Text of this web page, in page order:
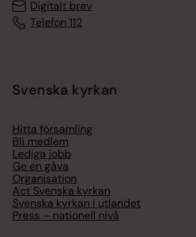
Digitalt brev
Telefon 112
Svenska kyrkan
Hitta församling
Bli medlem
Lediga jobb
Ge en gåva
Organisation
Act Svenska kyrkan
Svenska kyrkan i utlandet
Press – nationell nivå